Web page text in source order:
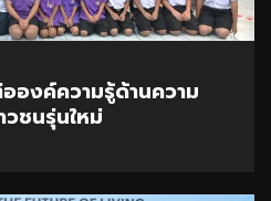
องค์ความรู้ด้านความ
ชนรุ่นใหม่